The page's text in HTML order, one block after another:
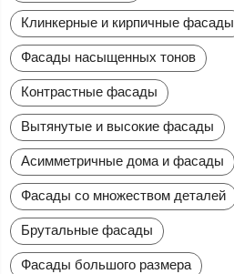
Клинкерные и кирпичные фасады
Фасады насыщенных тонов
Контрастные фасады
Вытянутые и высокие фасады
Асимметричные дома и фасады
Фасады со множеством деталей
Брутальные фасады
Фасады большого размера